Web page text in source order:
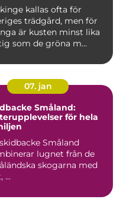
kallas ofta för
trädgård, men för
är kusten minst lika
som de gröna m...
07. jan
Småland:
för hela
Småland
lugnet från de
skogarna med
...